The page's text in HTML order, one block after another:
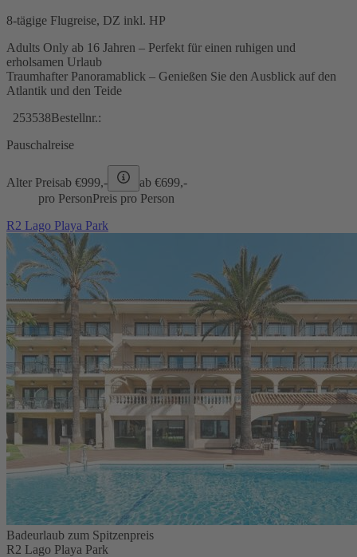
8-tägige Flugreise, DZ inkl. HP
Adults Only ab 16 Jahren – Perfekt für einen ruhigen und
erholsamen Urlaub
Traumhafter Panoramablick – Genießen Sie den Ausblick auf den
Atlantik und den Teide
253538Bestellnr.:
Pauschalreise
Alter Preisab €999,- ab €699,-
pro PersonPreis pro Person
R2 Lago Playa Park
Badeurlaub zum Spitzenpreis
R2 Lago Playa Park